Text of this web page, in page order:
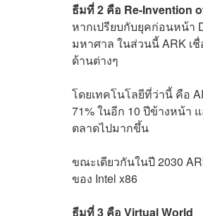
ธีมที่ 2 คือ Re-Invention
หากเปรียบกับยุคก่อนหน้า
มหาศาล ในส่วนนี้ ARK เ
ด้านต่างๆ
โดยเทคโนโลยีที่ว่านี้ คือ
71% ในอีก 10 ปีข้างหน้า
ตลาดไปมากขึ้น
ขณะเดียวกันในปี 2030
ของ Intel x86
ธีมที่ 3 คือ Virtual World